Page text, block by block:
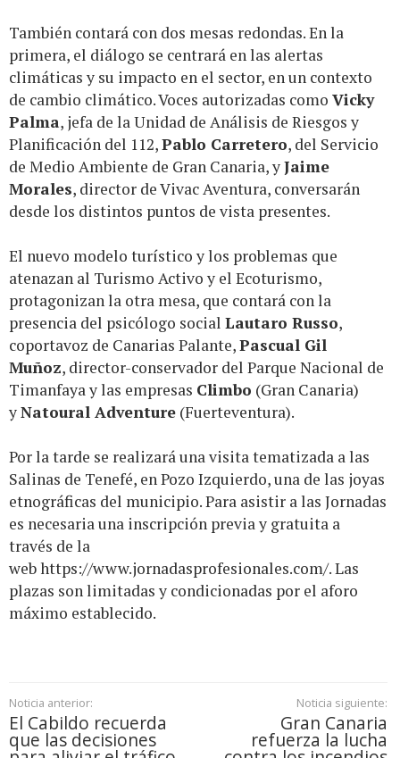
También contará con dos mesas redondas. En la
primera, el diálogo se centrará en las alertas
climáticas y su impacto en el sector, en un contexto
de cambio climático. Voces autorizadas como Vicky
Palma, jefa de la Unidad de Análisis de Riesgos y
Planificación del 112,Pablo Carretero, del Servicio
de Medio Ambiente de Gran Canaria, yJaime
Morales, director de Vivac Aventura, conversarán
desde los distintos puntos de vista presentes.
El nuevo modelo turístico y los problemas que
atenazan al Turismo Activo y el Ecoturismo,
protagonizan la otra mesa, que contará con la
presencia del psicólogo social Lautaro Russo,
coportavoz de Canarias Palante,Pascual Gil
Muñoz, director-conservador del Parque Nacional de
Timanfaya y las empresas Climbo (Gran Canaria)
yNatoural Adventure (Fuerteventura).
Por la tarde se realizará una visita tematizada a las
Salinas de Tenefé, en Pozo Izquierdo, una de las joyas
etnográficas del municipio. Para asistir a las Jornadas
es necesaria una inscripción previa y gratuita a
través de la
webhttps://www.jornadasprofesionales.com/. Las
plazas son limitadas y condicionadas por el aforo
máximo establecido.
Noticia anterior:
El Cabildo recuerda
que las decisiones
Noticia siguiente:
Gran Canaria
refuerza la lucha